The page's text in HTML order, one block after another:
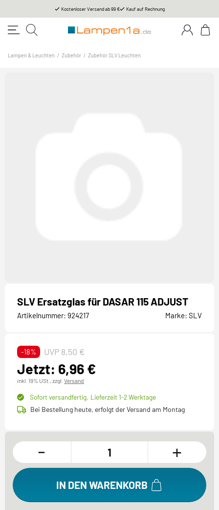
Kostenloser Versand ab 99 € Kauf auf Rechnung
Lampen & Leuchten / Zubehör / Zubehör SLV Leuchten
SLV Ersatzglas für DASAR 115 ADJUST
Artikelnummer: 924217 Marke: SLV
-18% UVP 8,50 €
Jetzt: 6,96 €
inkl. 19% USt., zzgl. Versand
Sofort versandfertig, Lieferzeit 1-2 Werktage
Bei Bestellung heute, erfolgt der Versand am Montag
- +
IN DEN WARENKORB